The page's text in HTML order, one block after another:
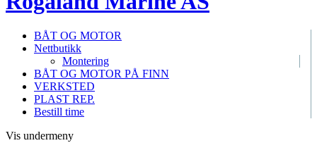
BÅT OG MOTOR
Nettbutikk
Montering
BÅT OG MOTOR PÅ FINN
VERKSTED
PLAST REP.
Bestill time
Vis undermeny